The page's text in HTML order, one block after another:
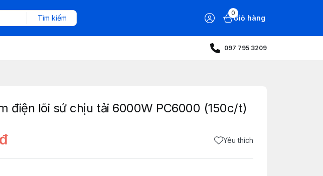
Tìm kiếm
0
Giỏ hàng
097 795 3209
điện lõi sứ chịu tải 6000W PC6000 (150c/t)
Yêu thích